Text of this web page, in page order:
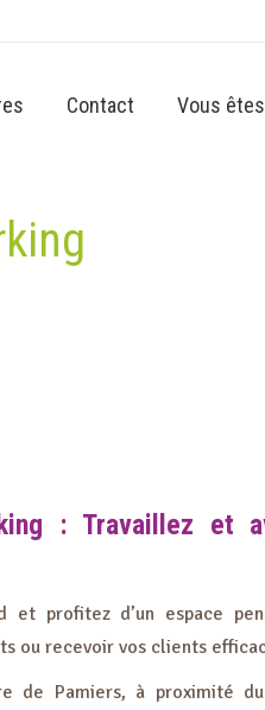
Contact Vous
: Travaillez et
et profitez d’un espace
ou recevoir vos clients
de Pamiers, à proximité